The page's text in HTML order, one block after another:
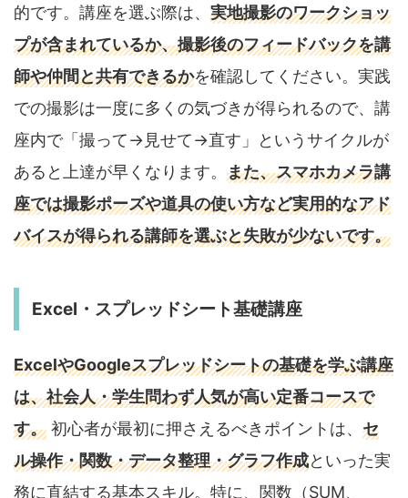
的です。講座を選ぶ際は、 実地撮影のワークショッ
プが含まれているか、撮影後のフィードバックを講
師や仲間と共有できるかを確認してください。実践
での撮影は一度に多くの気づきが得られるので、講
座内で「撮って→見せて→直す」というサイクルが
あると上達が早くなります。 また、スマホカメラ講
座では撮影ポーズや道具の使い方など実用的なアド
バイスが得られる講師を選ぶと失敗が少ないです。
Excel・スプレッドシート基礎講座
ExcelやGoogleスプレッドシートの基礎を学ぶ講座
は、社会人・学生問わず人気が高い定番コースで
す。 初心者が最初に押さえるべきポイントは、 セ
ル操作・関数・データ整理・グラフ作成といった実
務に直結する基本スキル。特に、関数（SUM、